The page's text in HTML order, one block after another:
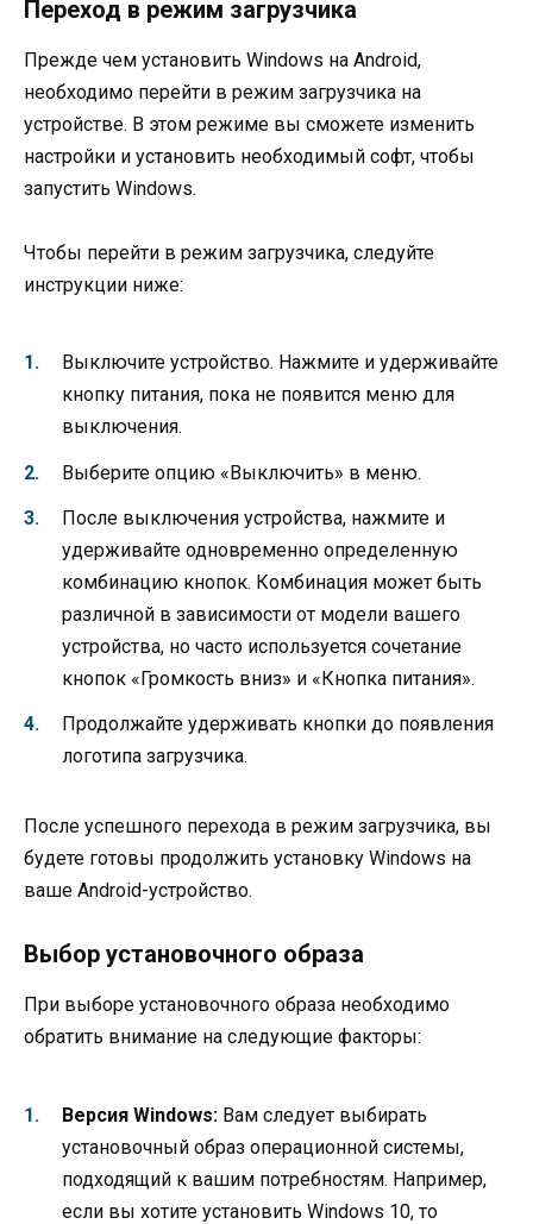
Переход в режим загрузчика
Прежде чем установить Windows на Android,
необходимо перейти в режим загрузчика на
устройстве. В этом режиме вы сможете изменить
настройки и установить необходимый софт, чтобы
запустить Windows.
Чтобы перейти в режим загрузчика, следуйте
инструкции ниже:
Выключите устройство. Нажмите и удерживайте
кнопку питания, пока не появится меню для
выключения.
Выберите опцию «Выключить» в меню.
После выключения устройства, нажмите и
удерживайте одновременно определенную
комбинацию кнопок. Комбинация может быть
различной в зависимости от модели вашего
устройства, но часто используется сочетание
кнопок «Громкость вниз» и «Кнопка питания».
Продолжайте удерживать кнопки до появления
логотипа загрузчика.
После успешного перехода в режим загрузчика, вы
будете готовы продолжить установку Windows на
ваше Android-устройство.
Выбор установочного образа
При выборе установочного образа необходимо
обратить внимание на следующие факторы:
Версия Windows: Вам следует выбирать
установочный образ операционной системы,
подходящий к вашим потребностям. Например,
если вы хотите установить Windows 10, то